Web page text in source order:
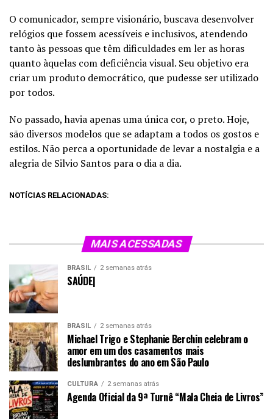
O comunicador, sempre visionário, buscava desenvolver
relógios que fossem acessíveis e inclusivos, atendendo
tanto às pessoas que têm dificuldades em ler as horas
quanto àquelas com deficiência visual. Seu objetivo era
criar um produto democrático, que pudesse ser utilizado
por todos.
No passado, havia apenas uma única cor, o preto. Hoje,
são diversos modelos que se adaptam a todos os gostos e
estilos. Não perca a oportunidade de levar a nostalgia e a
alegria de Silvio Santos para o dia a dia.
NOTÍCIAS RELACIONADAS:
MAIS ACESSADAS
BRASIL 2 semanas atrás
SAÚDE|
BRASIL 2 semanas atrás
Michael Trigo e Stephanie Berchin celebram o
amor em um dos casamentos mais
deslumbrantes do ano em São Paulo
CULTURA 2 semanas atrás
Agenda Oficial da 9ª Turnê “Mala Cheia de Livros”